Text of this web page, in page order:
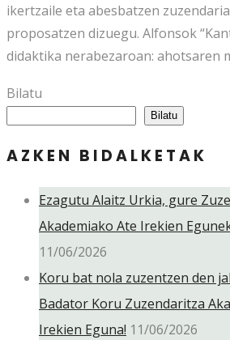
ikertzaile eta abesbatzen
proposatzen dizuegu. Alfonsok
didaktika nerabezaroan: ahotsaren
Bilatu
Bilatu
AZKEN BIDALKETAK
Ezagutu Alaitz Urkia, gure
Akademiako Ate Irekien
11/06/2026
Koru bat nola zuzentzen den
Badator Koru Zuzendaritza
Irekien Eguna! 11/06/2026